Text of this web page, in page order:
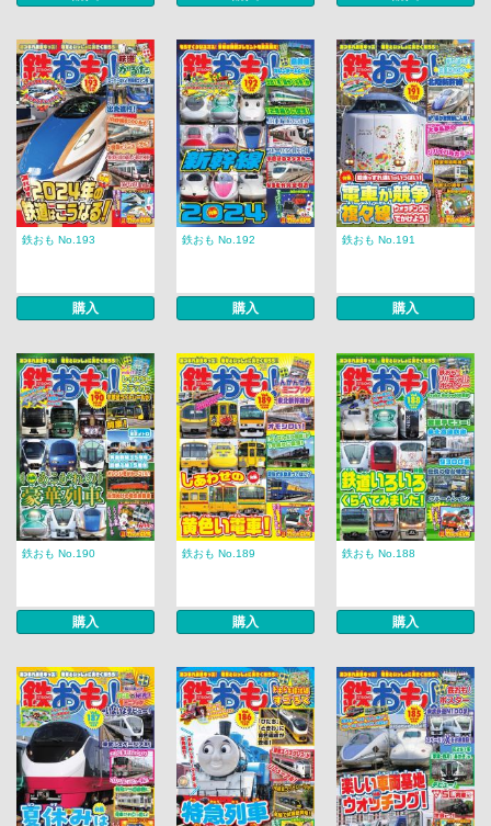
鉄おも No.193
購入
鉄おも No.192
購入
鉄おも No.191
購入
鉄おも No.190
購入
鉄おも No.189
購入
鉄おも No.188
購入